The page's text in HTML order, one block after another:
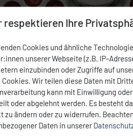
respektieren Ihre
Cookies und ähnliche
unserer Webseite (z.B. IP-
einzubinden oder Zugriffe auf
Wir teilen diese Daten mit
kann mit Einwilligung
oder abgelehnt werden. Es besteht
zu ändern oder zu widerrufen.
Daten in unserer